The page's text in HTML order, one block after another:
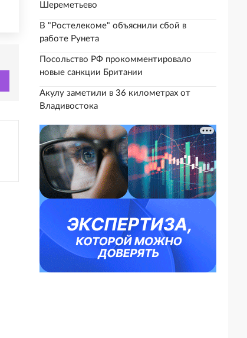
Шереметьево
В "Ростелекоме" объяснили сбой в
работе Рунета
Посольство РФ прокомментировало
новые санкции Британии
Акулу заметили в 36 километрах от
Владивостока